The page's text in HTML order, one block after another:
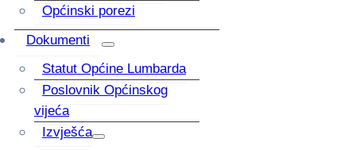
Općinski porezi
Dokumenti
Statut Općine Lumbarda
Poslovnik Općinskog
vijeća
Izvješća